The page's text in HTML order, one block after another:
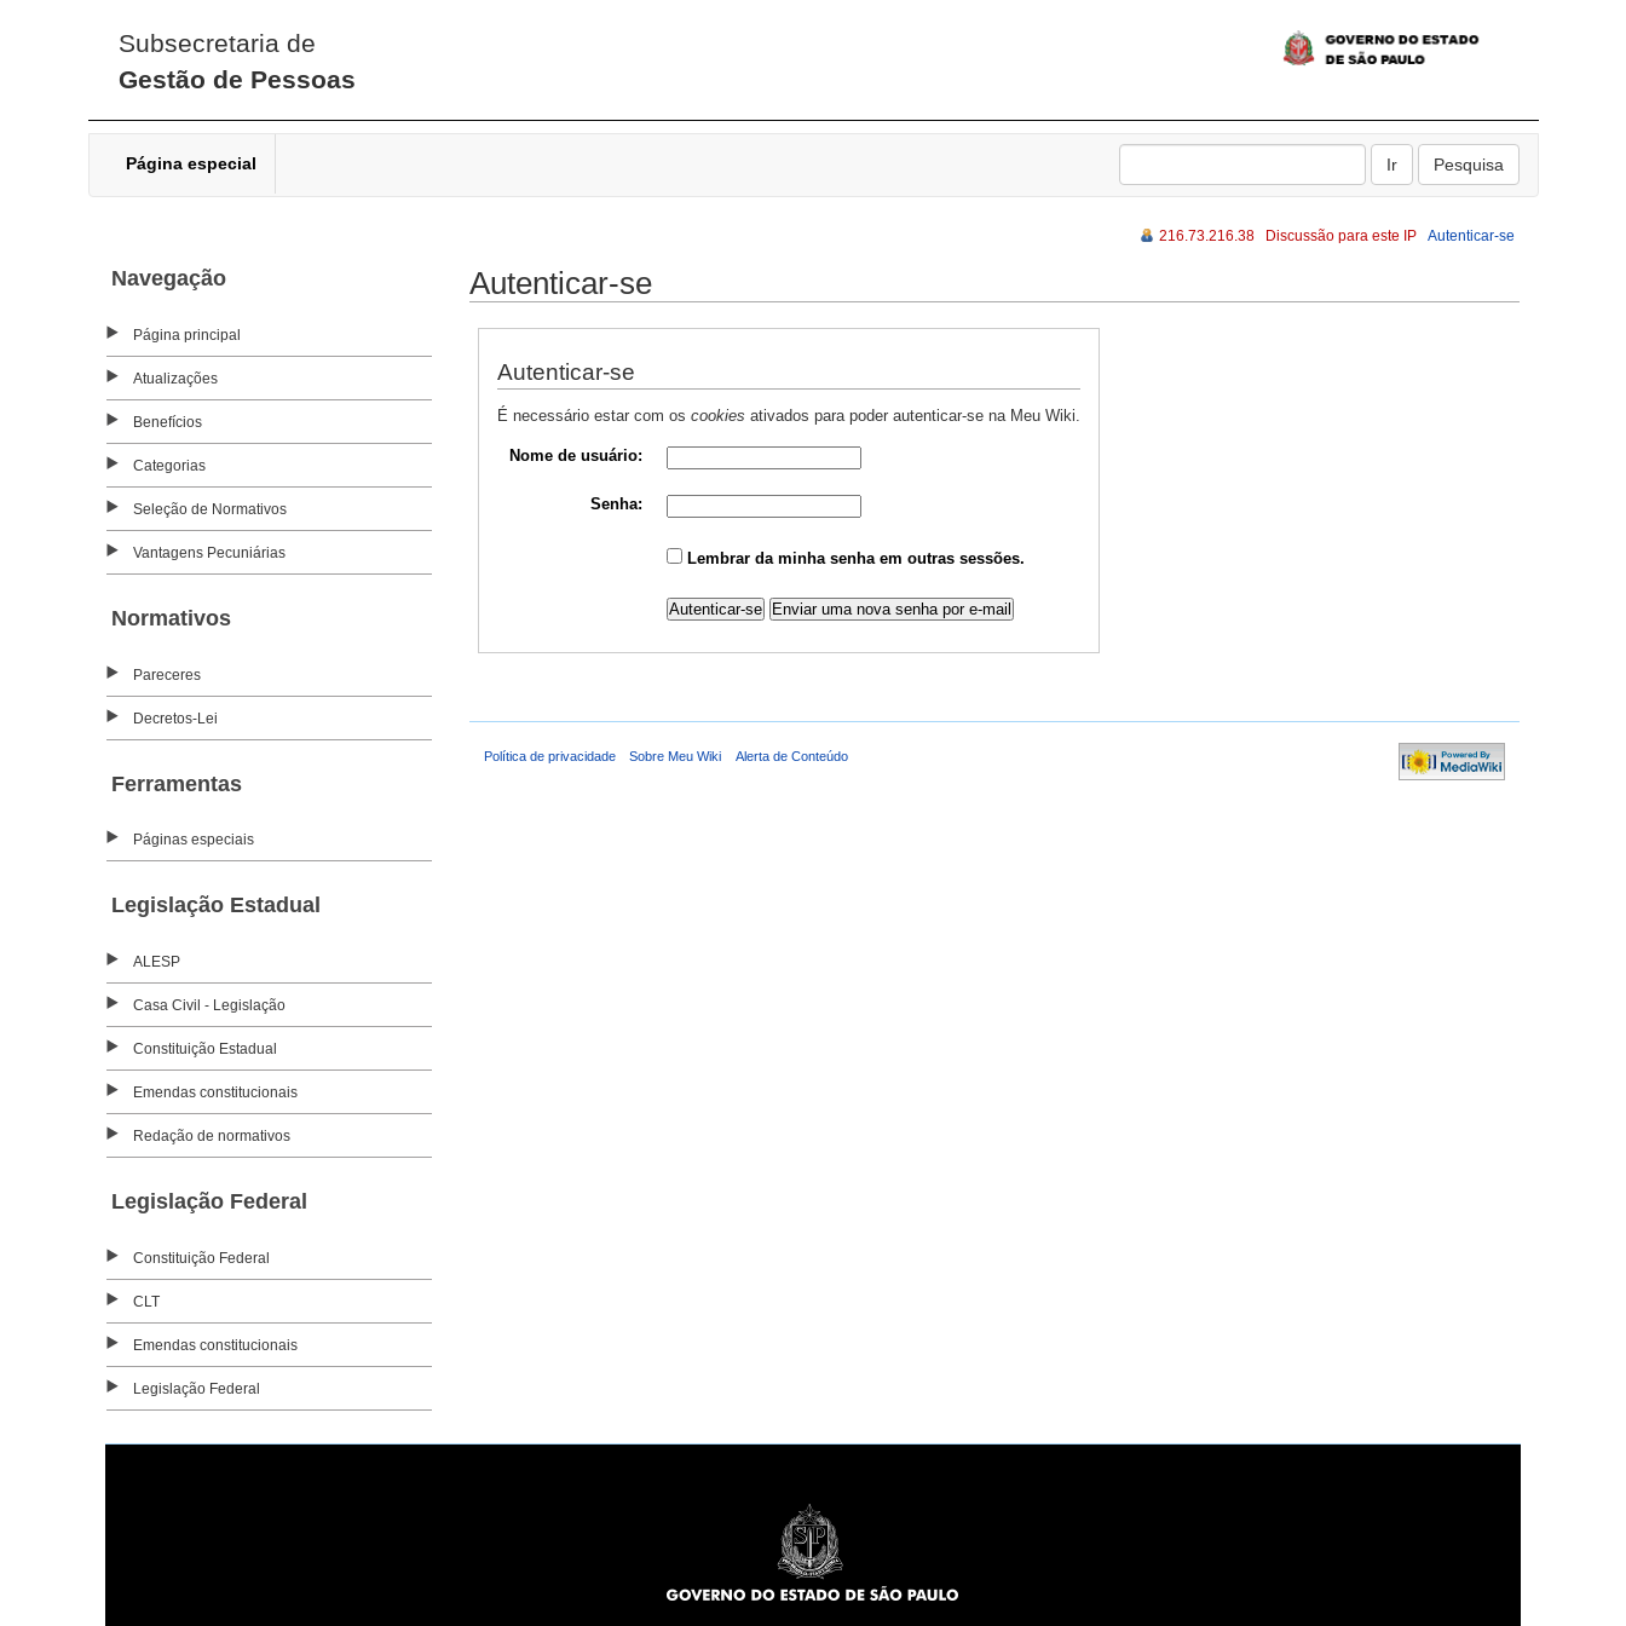
Subsecretaria de
Gestão de Pessoas
Página especial
216.73.216.38 Discussão para este IP Autenticar-se
Navegação
Página principal
Atualizações
Benefícios
Categorias
Seleção de Normativos
Vantagens Pecuniárias
Normativos
Pareceres
Decretos-Lei
Ferramentas
Páginas especiais
Legislação Estadual
ALESP
Casa Civil - Legislação
Constituição Estadual
Emendas constitucionais
Redação de normativos
Legislação Federal
Constituição Federal
CLT
Emendas constitucionais
Legislação Federal
Autenticar-se
Autenticar-se
É necessário estar com os cookies ativados para poder autenticar-se na Meu Wiki.
Nome de usuário:
Senha:
Lembrar da minha senha em outras sessões.
Política de privacidade Sobre Meu Wiki Alerta de Conteúdo